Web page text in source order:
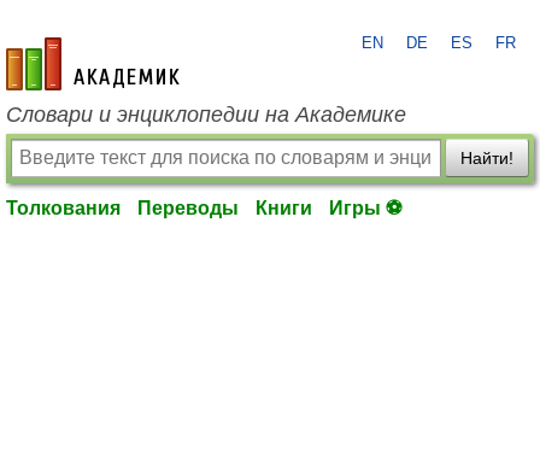
academic.ru
EN DE ES FR
Словари и энциклопедии на Академике
Найти!
Толкования Переводы Книги Игры ⚽